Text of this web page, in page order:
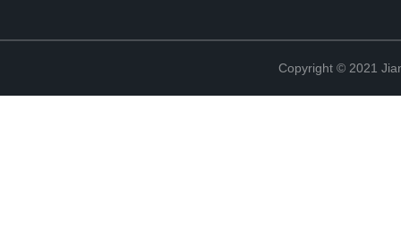
Copyright © 2021